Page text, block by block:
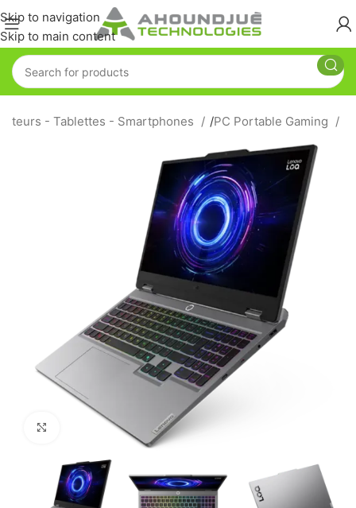
Skip to navigation
Skip to main content
- Tablettes - Smartphones /PC Portable Gaming
Click to enlarge